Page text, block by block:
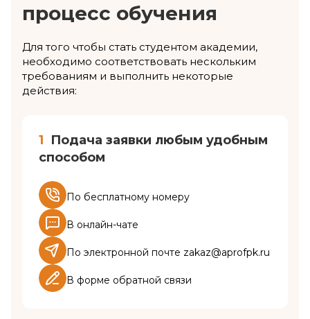
процесс обучения
Для того чтобы стать студентом академии,
необходимо соответствовать нескольким
требованиям и выполнить некоторые
действия:
1 Подача заявки любым удобным
способом
По бесплатному номеру
В онлайн-чате
По электронной почте zakaz@aprofpk.ru
В форме обратной связи